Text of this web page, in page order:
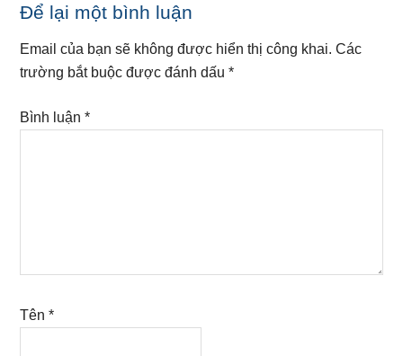
Reader
Interactions
Để lại một bình luận
Email của bạn sẽ không được hiển thị công khai. Các
trường bắt buộc được đánh dấu*
Bình luận*
Tên*